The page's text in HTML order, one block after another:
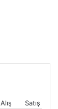
Satış
Alış